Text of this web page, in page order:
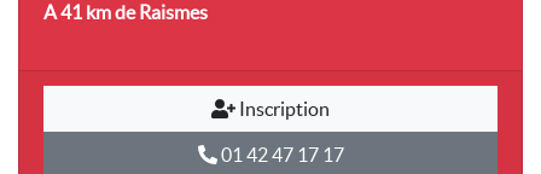
A 41 kmde Raismes
Inscription
01 42 47 17 17